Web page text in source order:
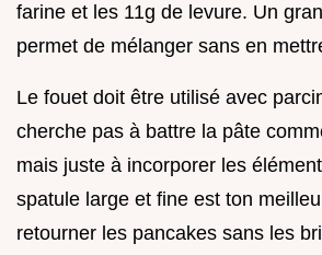
farine et les 11g de levure. Un
permet de mélanger sans en
Le fouet doit être utilisé avec
cherche pas à battre la pâte
mais juste à incorporer les
spatule large et fine est ton
retourner les pancakes sans les